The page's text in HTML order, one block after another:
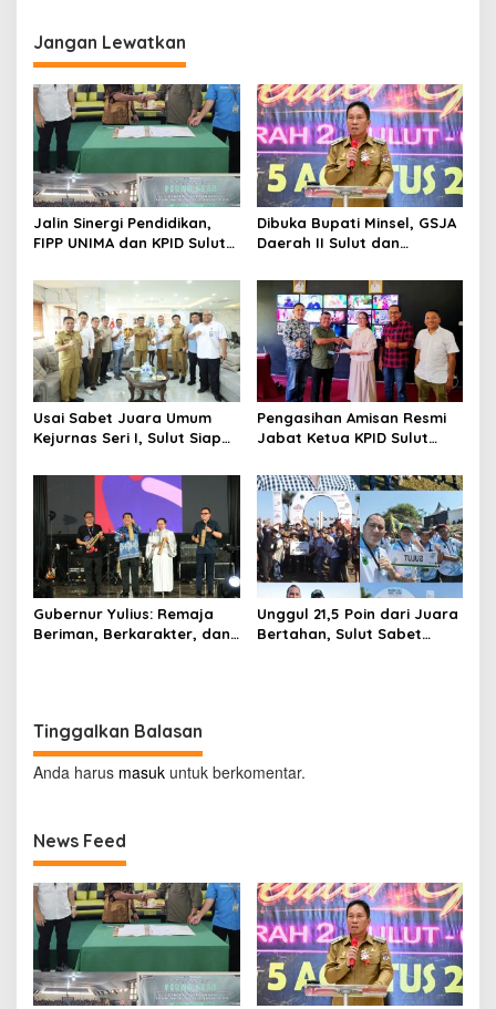
s
Jangan Lewatkan
Jalin Sinergi Pendidikan,
FIPP UNIMA dan KPID Sulut
Mahasiswa Baru Antusias
Serap Materi Literasi
Penyiaran
Dibuka Bupati Minsel, GSJA
Daerah II Sulut dan
Rakerda di Amurang
Usai Sabet Juara Umum
Kejurnas Seri I, Sulut Siap
Kuda Seri II Piala Presiden
di Tompaso
Pengasihan Amisan Resmi
Jabat Ketua KPID Sulut
Gubernur Yulius: Remaja
Beriman, Berkarakter, dan
Unggul 21,5 Poin dari Juara
Bertahan, Sulut Sabet
Tinggalkan Balasan
Anda harus masuk untuk berkomentar.
News Feed